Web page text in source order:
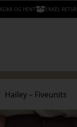
KLIKK OG HENT ENKEL RETUR
Hailey – Fiveunits